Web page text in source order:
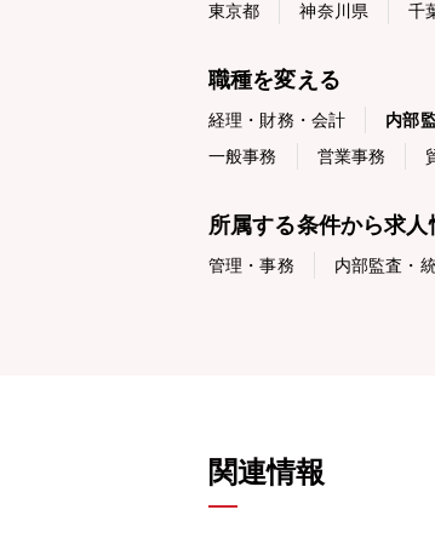
東京都 神奈川県 千
職種を変える
経理・財務・会計 内部
一般事務
営業事務
所属する条件から求
管理・事務 内部監査・
関連情報